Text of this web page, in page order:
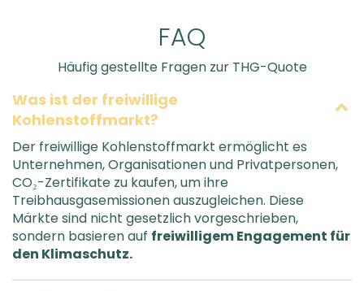
FAQ
Häufig gestellte Fragen zur THG-Quote
Was ist der freiwillige
Kohlenstoffmarkt?
Der freiwillige Kohlenstoffmarkt ermöglicht es
Unternehmen, Organisationen und Privatpersonen,
CO₂-Zertifikate zu kaufen, um ihre
Treibhausgasemissionen auszugleichen. Diese
Märkte sind nicht gesetzlich vorgeschrieben,
sondern basieren auf freiwilligem Engagement für
den Klimaschutz.